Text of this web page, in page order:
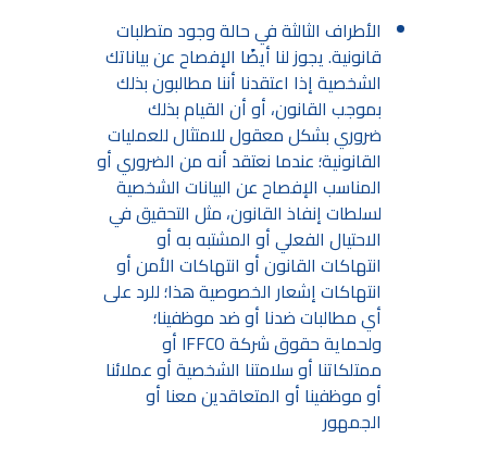
الأطراف الثالثة في حالة وجود متطلبات
قانونية. يجوز لنا أيضًا الإفصاح عن بياناتك
الشخصية إذا اعتقدنا أننا مطالبون بذلك
بموجب القانون، أو أن القيام بذلك
ضروري بشكل معقول للامتثال للعمليات
القانونية؛ عندما نعتقد أنه من الضروري أو
المناسب الإفصاح عن البيانات الشخصية
لسلطات إنفاذ القانون، مثل التحقيق في
الاحتيال الفعلي أو المشتبه به أو
انتهاكات القانون أو انتهاكات الأمن أو
انتهاكات إشعار الخصوصية هذا؛ للرد على
أي مطالبات ضدنا أو ضد موظفينا؛
ولحماية حقوق شركة IFFCO أو
ممتلكاتنا أو سلامتنا الشخصية أو عملائنا
أو موظفينا أو المتعاقدين معنا أو
الجمهور